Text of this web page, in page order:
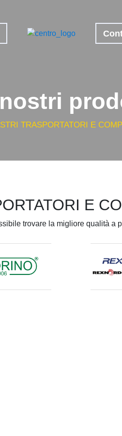
TRASPORTATORI E
E
trovare la migliore qualità a